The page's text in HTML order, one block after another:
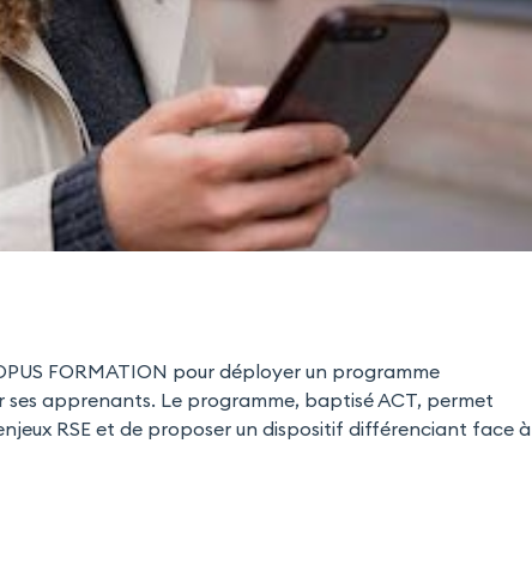
FORMATION pour déployer un programme
apprenants. Le programme, baptisé ACT, permet
RSE et de proposer un dispositif différenciant face à